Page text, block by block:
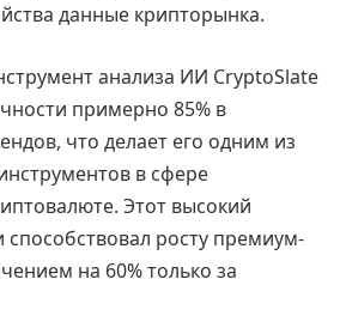
данные крипторынка.
анализа ИИ CryptoSlate
примерно 85% в
что делает его одним из
в сфере
Этот высокий
способствовал росту премиум-
на 60% только за